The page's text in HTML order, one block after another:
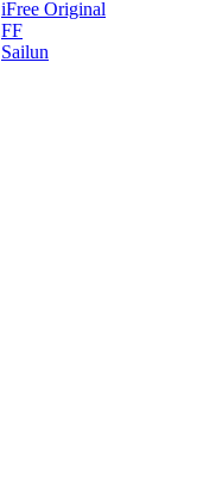
iFree Original
FF
Sailun